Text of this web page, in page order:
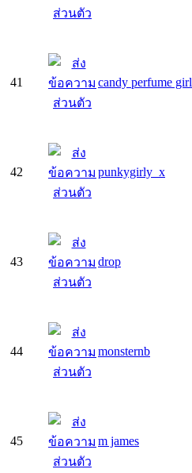
41 candy perfume girl
42 punkygirly_x
43 drop
44 monsternb
45 m james